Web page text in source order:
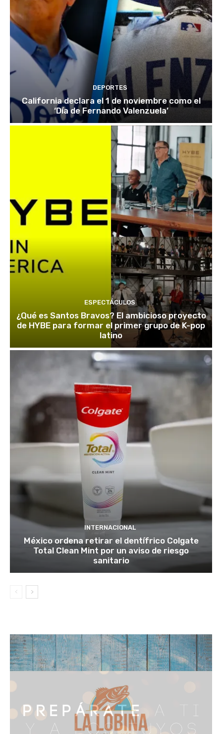
DEPORTES
California declara el 1 de noviembre como el
‘Día de Fernando Valenzuela’
ESPECTÁCULOS
¿Qué es Santos Bravos? El ambicioso proyecto
de HYBE para formar el primer grupo de K-pop
latino
INTERNACIONAL
México ordena retirar el dentífrico Colgate
Total Clean Mint por un aviso de riesgo
sanitario